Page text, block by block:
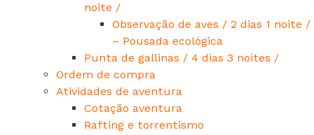
noite /
Observação de aves / 2 dias 1 noite /
– Pousada ecológica
Punta de gallinas / 4 dias 3 noites /
Ordem de compra
Atividades de aventura
Cotação aventura
Rafting e torrentismo